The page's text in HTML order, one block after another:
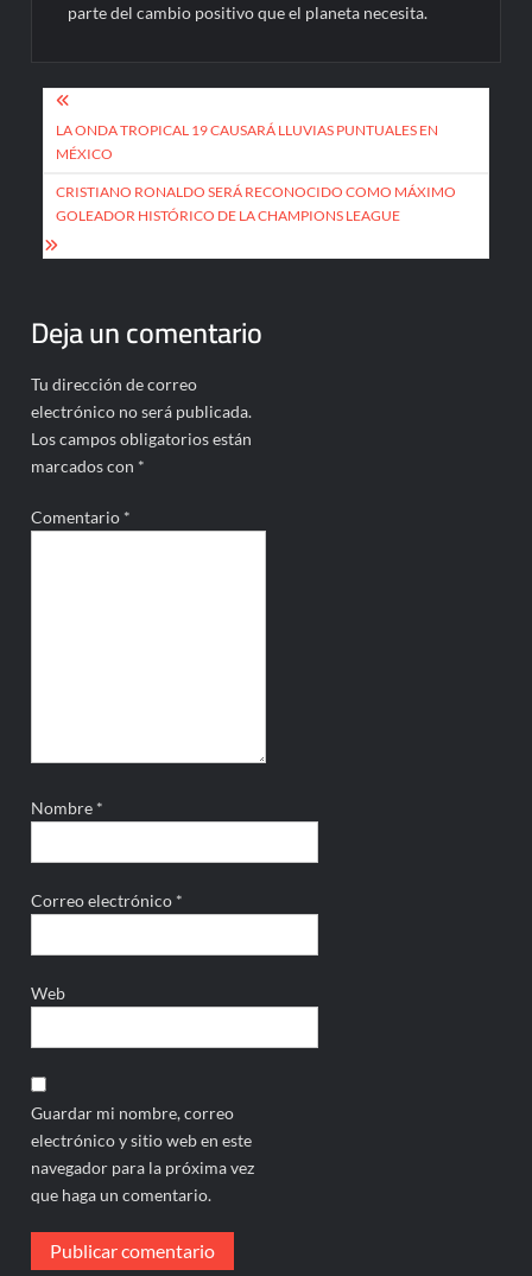
parte del cambio positivo que el planeta necesita.
Navegación
de
entradas
LA ONDA TROPICAL 19 CAUSARÁ LLUVIAS PUNTUALES EN
MÉXICO
CRISTIANO RONALDO SERÁ RECONOCIDO COMO MÁXIMO
GOLEADOR HISTÓRICO DE LA CHAMPIONS LEAGUE
Deja un comentario
Tu dirección de correo
electrónico no será publicada.
Los campos obligatorios están
marcados con *
Comentario *
Nombre *
Correo electrónico *
Web
Guardar mi nombre, correo
electrónico y sitio web en este
navegador para la próxima vez
que haga un comentario.